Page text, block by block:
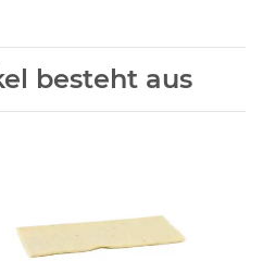
besteht aus